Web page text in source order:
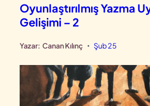
Oyunlaştırılmış Yazma
Gelişimi – 2
Yazar: Canan Kılınç • Şub 25